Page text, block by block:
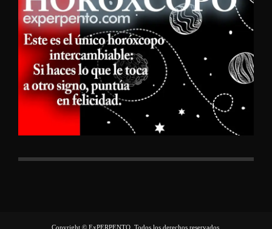
Copyright © ExPERPENTO, Todos los derechos reservados.